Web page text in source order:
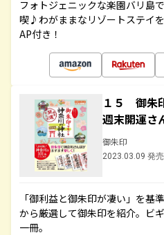
フォトジェニックな楽園バリ島
喫♪わがままなリゾートステイ
AP付き！
１５ 御朱
週末開運
御朱印
2023.03.09 発売
「御利益と御朱印が凄い」を基
から厳選して御朱印を紹介。ビ
一冊。